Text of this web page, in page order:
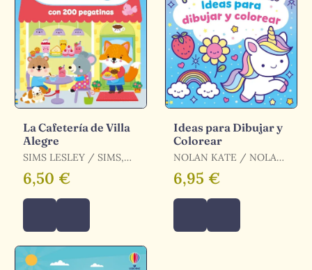
La Cafetería de Villa
Alegre
SIMS LESLEY / SIMS,
LESLEY
6,50 €
Ideas para Dibujar y
Colorear
NOLAN KATE / NOLAN,
KATE
6,95 €